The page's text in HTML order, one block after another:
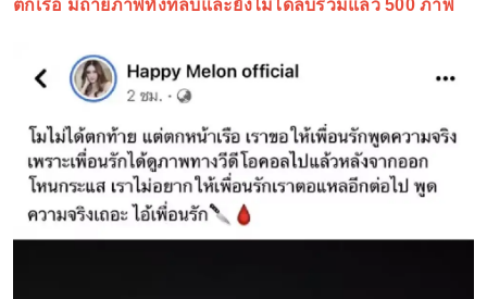
ตกเรือ มีถ่ายภาพทั้งที่ลบและยังไม่ได้ลบรวมแล้ว 500 ภาพ